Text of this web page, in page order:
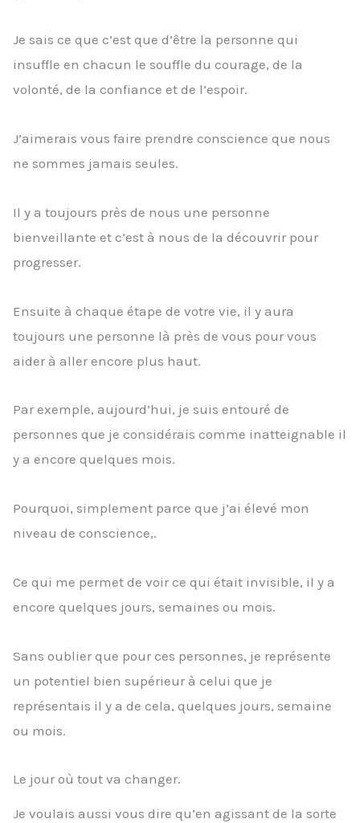
Je sais ce que c’est que d’être la personne qui
insuffle en chacun le souffle du courage, de la
volonté, de la confiance et de l’espoir.
J’aimerais vous faire prendre conscience que nous
ne sommes jamais seules.
Il y a toujours près de nous une personne
bienveillante et c’est à nous de la découvrir pour
progresser.
Ensuite à chaque étape de votre vie, il y aura
toujours une personne là près de vous pour vous
aider à aller encore plus haut.
Par exemple, aujourd’hui, je suis entouré de
personnes que je considérais comme inatteignable il
y a encore quelques mois.
Pourquoi, simplement parce que j’ai élevé mon
niveau de conscience,.
Ce qui me permet de voir ce qui était invisible, il y a
encore quelques jours, semaines ou mois.
Sans oublier que pour ces personnes, je représente
un potentiel bien supérieur à celui que je
représentais il y a de cela, quelques jours, semaine
ou mois.
Le jour où tout va changer.
Je voulais aussi vous dire qu’en agissant de la sorte